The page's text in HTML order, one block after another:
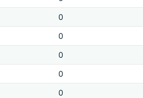
0
0
0
0
0